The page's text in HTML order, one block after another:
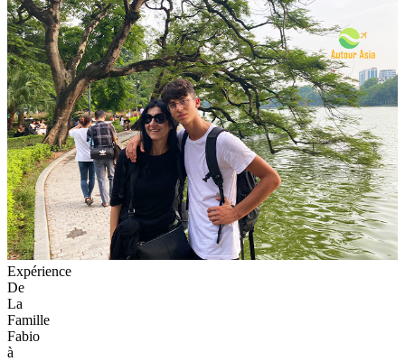
Expérience
De
La
Famille
Fabio
à